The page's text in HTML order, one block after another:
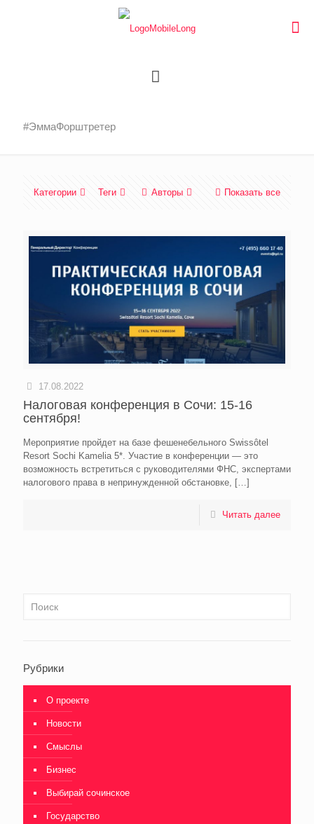
#ЭммаФорштретер
Категории Теги Авторы Показать все
17.08.2022
Налоговая конференция в Сочи: 15-16
сентября!
Мероприятие пройдет на базе фешенебельного Swissôtel
Resort Sochi Kamelia 5*. Участие в конференции — это
возможность встретиться с руководителями ФНС, экспертами
налогового права в непринужденной обстановке,
[…]
Читать далее
Рубрики
О проекте
Новости
Смыслы
Бизнес
Выбирай сочинское
Государство